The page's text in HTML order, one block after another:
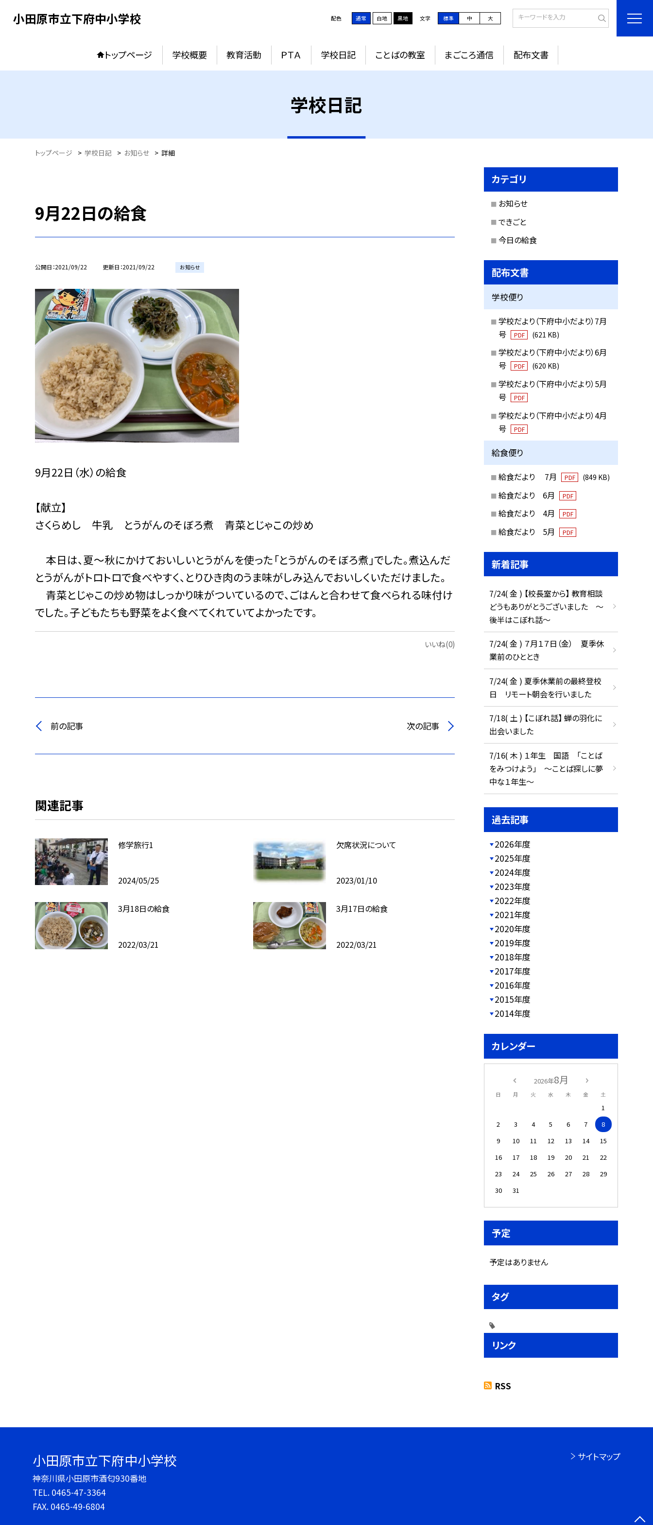
小田原市立下府中小学校 配色 通常 白地 黒地 文字 標準 中 大
トップページ 学校概要 教育活動 ＰＴＡ 学校日記 ことばの教室 まごころ通信 配布文書
学校日記
トップページ > 学校日記 > お知らせ > 詳細
9月22日の給食
公開日 2021/09/22 更新日 2021/09/22 お知らせ
9月22日（水）の給食
【献立】
さくらめし 牛乳 とうがんのそぼろ煮 青菜とじゃこの炒め
本日は、夏〜秋にかけておいしいとうがんを使った「とうがんのそぼろ煮」でした。煮込んだ
とうがんがトロトロで食べやすく、とりひき肉のうま味がしみ込んでおいしくいただけました。
青菜とじゃこの炒め物はしっかり味がついているので、ごはんと合わせて食べられる味付け
でした。子どもたちも野菜をよく食べてくれていてよかったです。
いいね(0)
前の記事 次の記事
関連記事
修学旅行1
2024/05/25
欠席状況について
2023/01/10
3月18日の給食
2022/03/21
3月17日の給食
2022/03/21
カテゴリ
お知らせ
できごと
今日の給食
配布文書
学校便り
学校だより（下府中小だより）7月
号
PDF (621 KB)
学校だより（下府中小だより）6月
号
PDF (620 KB)
学校だより（下府中小だより）5月
号
PDF
学校だより（下府中小だより）4月
号
PDF
給食便り
給食だより 7月 PDF (849 KB)
給食だより 6月 PDF
給食だより 4月 PDF
給食だより 5月 PDF
新着記事
7/24( 金 ) 【校長室から】 教育相談
どうもありがとうございました ～
後半はこぼれ話～
7/24( 金 ) ７月１７日（金） 夏季休
業前のひととき
7/24( 金 ) 夏季休業前の最終登校
日 リモート朝会を行いました
7/18( 土 ) 【こぼれ話】 蝉の羽化に
出会いました
7/16( 木 ) １年生 国語 「ことば
をみつけよう」 ～ことば探しに夢
中な１年生～
過去記事
2026年度
2025年度
2024年度
2023年度
2022年度
2021年度
2020年度
2019年度
2018年度
2017年度
2016年度
2015年度
2014年度
カレンダー
2026年8月
日 月 火 水 木 金 土
1
2
3 4 5 6 7
8
9
10 11 12 13 14
15
16
17 18 19 20 21
22
23
24 25 26 27 28
29
30
31
予定
予定はありません
タグ
リンク
RSS
小田原市立下府中小学校
神奈川県小田原市酒匂930番地
TEL. 0465-47-3364
FAX. 0465-49-6804
サイトマップ